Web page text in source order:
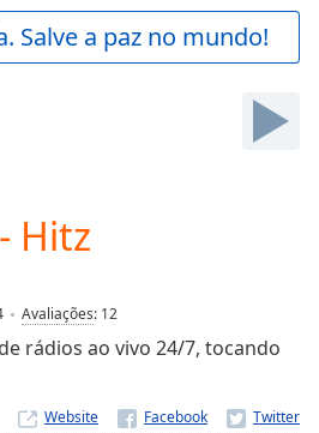
Salve a paz no mundo!
Hitz
Avaliações: 12
rádios ao vivo 24/7, tocando
Website